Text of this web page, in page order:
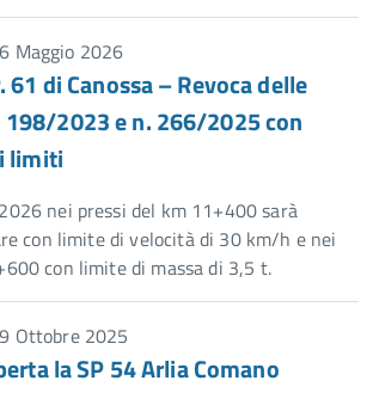
Maggio 2026
61 di Canossa – Revoca delle
198/2023 e n. 266/2025 con
limiti
nei pressi del km 11+400 sarà
con limite di velocità di 30 km/h e nei
con limite di massa di 3,5 t.
Ottobre 2025
la SP 54 Arlia Comano